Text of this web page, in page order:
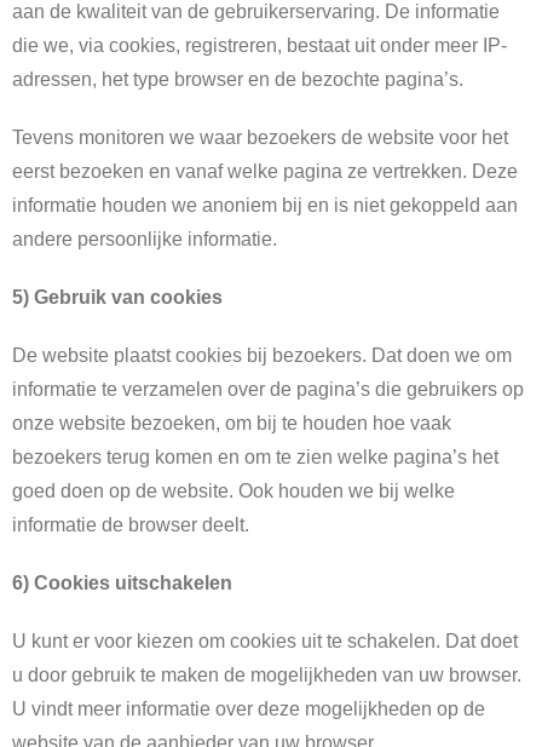
aan de kwaliteit van de gebruikerservaring. De informatie
die we, via cookies, registreren, bestaat uit onder meer IP-
adressen, het type browser en de bezochte pagina’s.
Tevens monitoren we waar bezoekers de website voor het
eerst bezoeken en vanaf welke pagina ze vertrekken. Deze
informatie houden we anoniem bij en is niet gekoppeld aan
andere persoonlijke informatie.
5) Gebruik van cookies
De website plaatst cookies bij bezoekers. Dat doen we om
informatie te verzamelen over de pagina’s die gebruikers op
onze website bezoeken, om bij te houden hoe vaak
bezoekers terug komen en om te zien welke pagina’s het
goed doen op de website. Ook houden we bij welke
informatie de browser deelt.
6) Cookies uitschakelen
U kunt er voor kiezen om cookies uit te schakelen. Dat doet
u door gebruik te maken de mogelijkheden van uw browser.
U vindt meer informatie over deze mogelijkheden op de
website van de aanbieder van uw browser.